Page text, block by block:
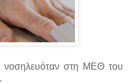
νοσηλευόταν στη ΜΕΘ του